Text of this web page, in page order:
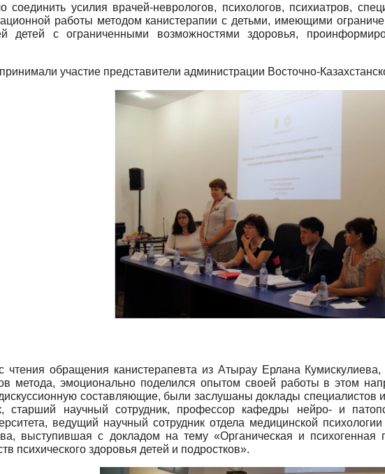
усилия врачей-неврологов, психологов, психиатров,
работы методом канистерапии с детьми, имеющими
детей с ограниченными возможностями здоровья,
участие представители администрации Восточно-
чтения обращения канистерапевта из Атырау Ерлана
метода, эмоционально поделился опытом своей работы в этом
составляющие, были заслушаны доклады специалистов
старший научный сотрудник, профессор кафедры нейро- и
ведущий научный сотрудник отдела медицинской
выступившая с докладом на тему «Органическая и психогенная
психического здоровья детей и подростков».